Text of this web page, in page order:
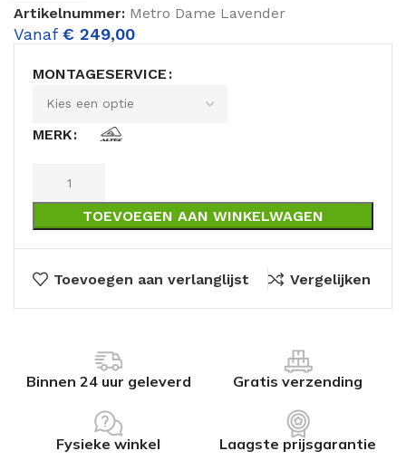
Artikelnummer: Metro Dame Lavender
Vanaf € 249,00
MONTAGESERVICE
MERK
TOEVOEGEN AAN WINKELWAGEN
Toevoegen aan verlanglijst Vergelijken
Binnen 24 uur geleverd Gratis verzending
Fysieke winkel Laagste prijsgarantie